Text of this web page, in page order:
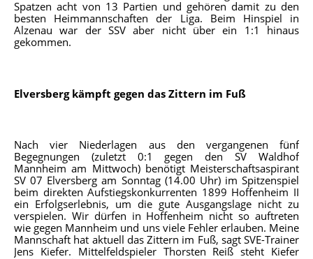
Spatzen acht von 13 Partien und gehören damit zu den
besten Heimmannschaften der Liga. Beim Hinspiel in
Alzenau war der SSV aber nicht über ein 1:1 hinaus
gekommen.
Elversberg kämpft gegen das Zittern im Fuß
Nach vier Niederlagen aus den vergangenen fünf
Begegnungen (zuletzt 0:1 gegen den SV Waldhof
Mannheim am Mittwoch) benötigt Meisterschaftsaspirant
SV 07 Elversberg am Sonntag (14.00 Uhr) im Spitzenspiel
beim direkten Aufstiegskonkurrenten 1899 Hoffenheim II
ein Erfolgserlebnis, um die gute Ausgangslage nicht zu
verspielen. Wir dürfen in Hoffenheim nicht so auftreten
wie gegen Mannheim und uns viele Fehler erlauben. Meine
Mannschaft hat aktuell das Zittern im Fuß, sagt SVE-Trainer
Jens Kiefer. Mittelfeldspieler Thorsten Reiß steht Kiefer